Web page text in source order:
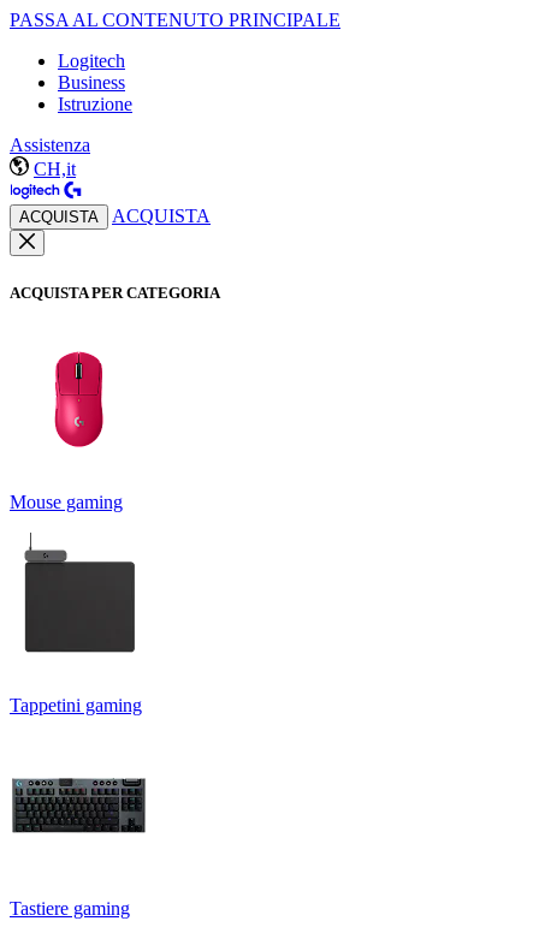
PASSA AL CONTENUTO PRINCIPALE
Logitech
Business
Istruzione
Assistenza
CH,it
ACQUISTA ACQUISTA
ACQUISTA PER CATEGORIA
Mouse gaming
Tappetini gaming
Tastiere gaming